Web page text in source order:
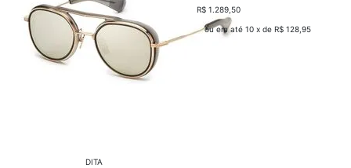
DITA
R$ 1.289,50
ou em até 10 x de R$ 128,95